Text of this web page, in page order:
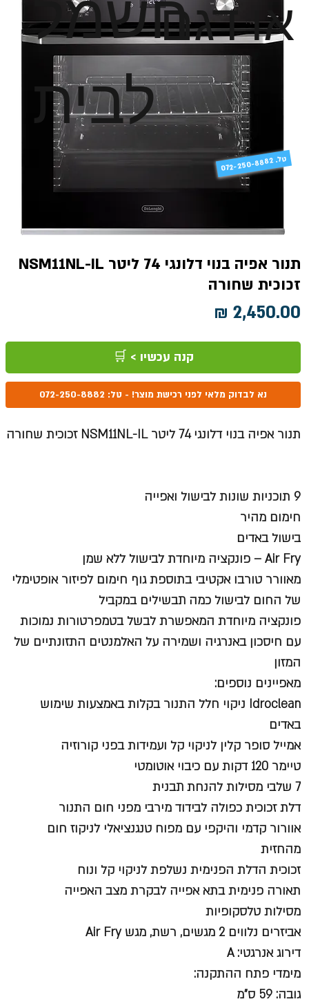
או דגם
לבית
תנור אפיה בנוי דלונגי 74 ליטר NSM11NL-IL
זכוכית שחורה
קנה עכשיו > 🛒
נא לבדוק מלאי לפני רכישת מוצר! - טל: 072-250-8882
תנור אפיה בנוי דלונגי 74 ליטר NSM11NL-IL זכוכית שחורה
9 תוכניות שונות לבישול ואפייה
חימום מהיר
בישול באדים
Air Fry – פונקציה מיוחדת לבישול ללא שמן
מאוורר טורבו אקטיבי בתוספת גוף חימום לפיזור אופטימלי
של החום לבישול כמה תבשילים במקביל
פונקציה מיוחדת המאפשרת לבשל בטמפרטורות נמוכות
עם חיסכון באנרגיה ושמירה על האלמנטים התזונתיים של
המזון
מאפיינים נוספים:
Idroclean ניקוי חלל התנור בקלות באמצעות שימוש
באדים
אמייל סופר קלין לניקוי קל ועמידות בפני קורוזיה
טיימר 120 דקות עם כיבוי אוטומטי
7 שלבי מסילות להנחת תבנית
דלת זכוכית כפולה לבידוד מירבי מפני חום התנור
אוורור קדמי והיקפי עם מפוח טנגנציאלי לניקוז חום
מהחזית
זכוכית הדלת הפנימית נשלפת לניקוי קל ונוח
תאורה פנימית בתא אפייה לבקרת מצב האפייה
מסילות טלסקופיות
אביזרים נלווים 2 מגשים, רשת, מגש Air Fry
דירוג אנרגטי: A
מימדי פתח ההתקנה:
גובה: 59 ס"מ
072-250-8882 .טל